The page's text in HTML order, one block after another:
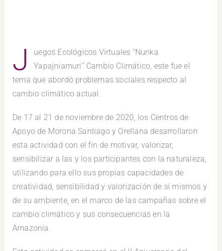
J
uegos Ecológicos Virtuales “Nunka
Yapajniamuri” Cambio Climático, este fue el
tema que abordó problemas sociales respecto al
cambio climático actual.
De 17 al 21 de noviembre de 2020, los Centros de
Apoyo de Morona Santiago y Orellana desarrollaron
esta actividad con el fin de motivar, valorizar,
sensibilizar a las y los participantes con la naturaleza,
utilizando para ello sus propias capacidades de
creatividad, sensibilidad y valorización de sí mismos y
de su ambiente, en el marco de las campañas sobre el
cambio climático y sus consecuencias en la
Amazonía.